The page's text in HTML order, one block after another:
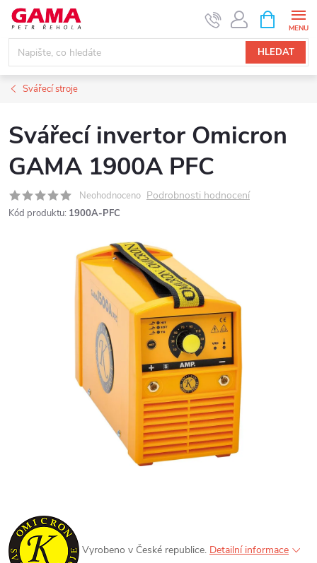
Přejít
obsah
HLEDAT
NÁKUPNÍ
KOŠÍK
Svářecí stroje
Svářecí invertor Omicron
GAMA 1900A PFC
Neohodnoceno Podrobnosti hodnocení
Kód produktu: 1900A-PFC
Vyrobeno v České republice. Detailní informace